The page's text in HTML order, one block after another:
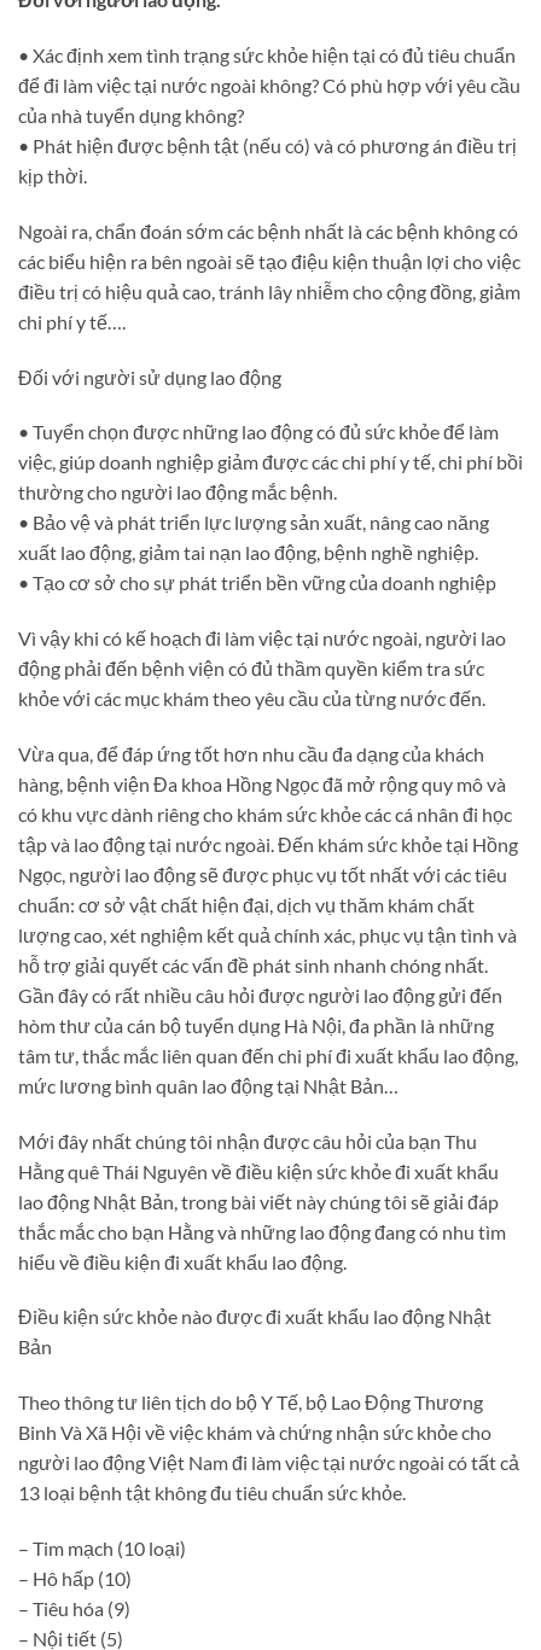
• Xác định xem tình trạng sức khỏe hiện tại có đủ tiêu chuẩn
để đi làm việc tại nước ngoài không? Có phù hợp với yêu cầu
của nhà tuyển dụng không?
• Phát hiện được bệnh tật (nếu có) và có phương án điều trị
kịp thời.
Ngoài ra, chẩn đoán sớm các bệnh nhất là các bệnh không có
các biểu hiện ra bên ngoài sẽ tạo điệu kiện thuận lợi cho việc
điều trị có hiệu quả cao, tránh lây nhiễm cho cộng đồng, giảm
chi phí y tế….
Đối với người sử dụng lao động
• Tuyển chọn được những lao động có đủ sức khỏe để làm
việc, giúp doanh nghiệp giảm được các chi phí y tế, chi phí bồi
thường cho người lao động mắc bệnh.
• Bảo vệ và phát triển lực lượng sản xuất, nâng cao năng
xuất lao động, giảm tai nạn lao động, bệnh nghề nghiệp.
• Tạo cơ sở cho sự phát triển bền vững của doanh nghiệp
Vì vậy khi có kế hoạch đi làm việc tại nước ngoài, người lao
động phải đến bệnh viện có đủ thầm quyền kiểm tra sức
khỏe với các mục khám theo yêu cầu của từng nước đến.
Vừa qua, để đáp ứng tốt hơn nhu cầu đa dạng của khách
hàng, bệnh viện Đa khoa Hồng Ngọc đã mở rộng quy mô và
có khu vực dành riêng cho khám sức khỏe các cá nhân đi học
tập và lao động tại nước ngoài. Đến khám sức khỏe tại Hồng
Ngọc, người lao động sẽ được phục vụ tốt nhất với các tiêu
chuẩn: cơ sở vật chất hiện đại, dịch vụ thăm khám chất
lượng cao, xét nghiệm kết quả chính xác, phục vụ tận tình và
hỗ trợ giải quyết các vấn đề phát sinh nhanh chóng nhất.
Gần đây có rất nhiều câu hỏi được người lao động gửi đến
hòm thư của cán bộ tuyển dụng Hà Nội, đa phần là những
tâm tư, thắc mắc liên quan đến chi phí đi xuất khẩu lao động,
mức lương bình quân lao động tại Nhật Bản…
Mới đây nhất chúng tôi nhận được câu hỏi của bạn Thu
Hằng quê Thái Nguyên về điều kiện sức khỏe đi xuất khẩu
lao động Nhật Bản, trong bài viết này chúng tôi sẽ giải đáp
thắc mắc cho bạn Hằng và những lao động đang có nhu tìm
hiểu về điều kiện đi xuất khẩu lao động.
Điều kiện sức khỏe nào được đi xuất khẩu lao động Nhật
Bản
Theo thông tư liên tịch do bộ Y Tế, bộ Lao Động Thương
Binh Và Xã Hội về việc khám và chứng nhận sức khỏe cho
người lao động Việt Nam đi làm việc tại nước ngoài có tất cả
13 loại bệnh tật không đu tiêu chuẩn sức khỏe.
– Tim mạch (10 loại)
– Hô hấp (10)
– Tiêu hóa (9)
– Nội tiết (5)